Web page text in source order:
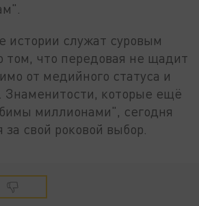
истории служат суровым
том, что передовая не щадит
от медийного статуса и
Знаменитости, которые ещё
миллионами", сегодня
свой роковой выбор.